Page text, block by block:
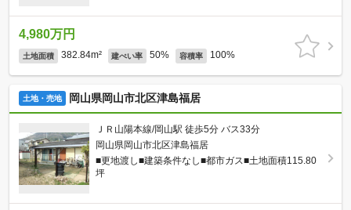
4,980万円
土地面積 382.84m² 建ぺい率 50% 容積率 100%
土地・売地 岡山県岡山市北区津島福居
ＪＲ山陽本線/岡山駅 徒歩5分 バス33分
岡山県岡山市北区津島福居
■更地渡し■建築条件なし■都市ガス■土地面積115.80
坪